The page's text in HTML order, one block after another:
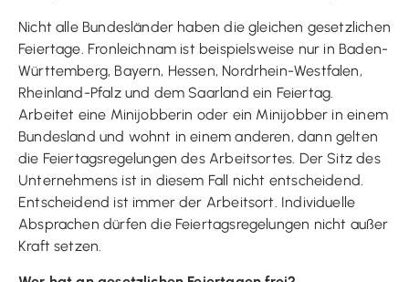
Nicht alle Bundesländer haben die gleichen gesetzlichen
Feiertage. Fronleichnam ist beispielsweise nur in Baden-
Württemberg, Bayern, Hessen, Nordrhein-Westfalen,
Rheinland-Pfalz und dem Saarland ein Feiertag.
Arbeitet eine Minijobberin oder ein Minijobber in einem
Bundesland und wohnt in einem anderen, dann gelten
die Feiertagsregelungen des Arbeitsortes. Der Sitz des
Unternehmens ist in diesem Fall nicht entscheidend.
Entscheidend ist immer der Arbeitsort. Individuelle
Absprachen dürfen die Feiertagsregelungen nicht außer
Kraft setzen.